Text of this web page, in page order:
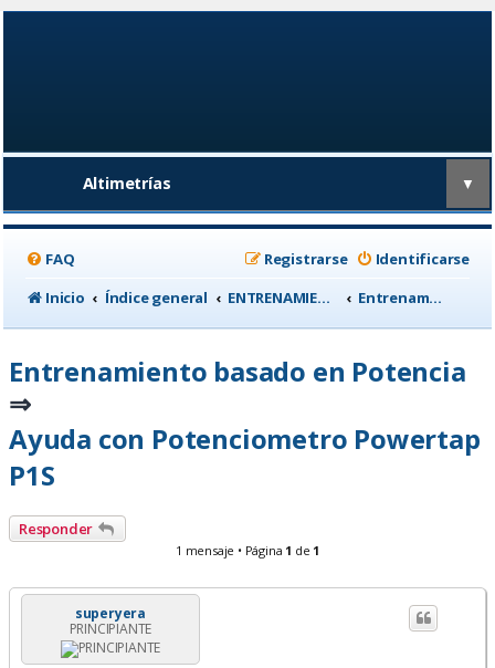
Altimetrías ▼
FAQ Identificarse
Registrarse
Inicio
Índice general ENTRENAMIENTO, medicina deportiva y nutrición Entrenamiento basado en Potencia
Entrenamiento basado en Potencia
⇒
Ayuda con Potenciometro Powertap
P1S
Responder
1 mensaje • Página 1 de 1
superyera
PRINCIPIANTE